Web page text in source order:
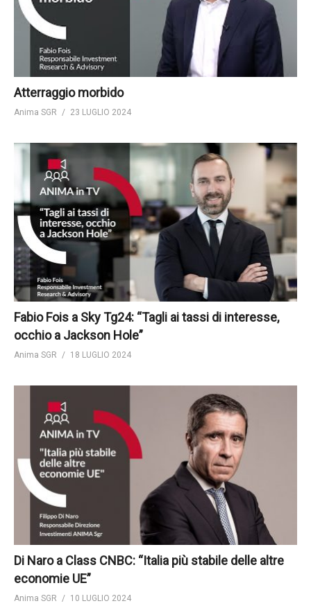
Atterraggio morbido
Anima SGR 23 LUGLIO 2024
Fabio Fois a Sky Tg24: “Tagli ai tassi di interesse,
occhio a Jackson Hole”
Anima SGR 18 LUGLIO 2024
Di Naro a Class CNBC: “Italia più stabile delle altre
economie UE”
Anima SGR 10 LUGLIO 2024